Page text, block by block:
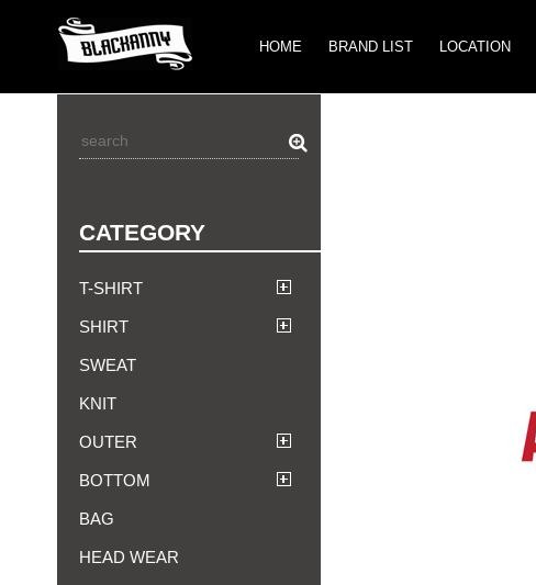
HOME BRAND LIST LOCATION
CATEGORY
T-SHIRT
SHIRT
SWEAT
KNIT
OUTER
BOTTOM
BAG
HEAD WEAR